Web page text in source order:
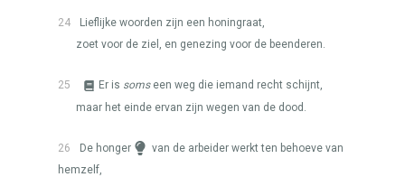
24
Lieflijke woorden zijn een honingraat,
zoet voor de ziel, en genezing voor de beenderen.
25 Er is somseen weg die iemand recht schijnt,
maar het einde ervan zijn wegen van de dood.
26 De honger
van de arbeider werkt ten behoeve van
hemzelf,